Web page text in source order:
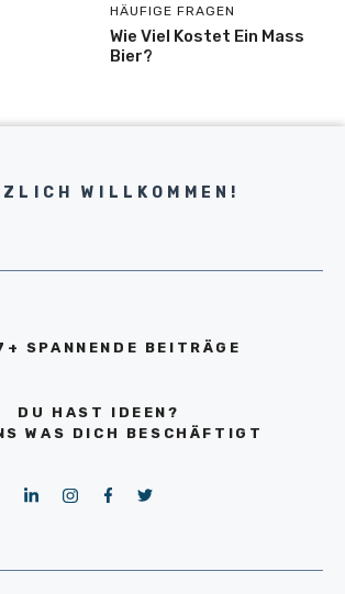
HÄUFIGE FRAGEN
Wie Viel Kostet Ein Mass
Bier?
WILLKOMMEN!
SPANNENDE BEITRÄGE
DU HAST IDEEN?
WAS DICH BESCHÄFTIGT